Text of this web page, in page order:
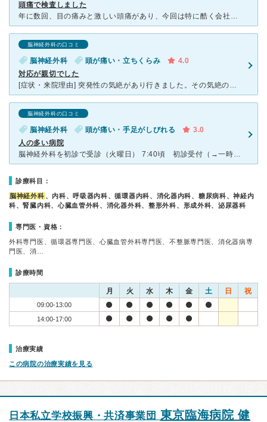
頭痛で検査しました
年に数回、目の痛みと激しい頭痛があり、今回は特に酷く会社を休む事になったので一度検査に行こうと思い、調べたところ、江戸川区内の病院では、ＭＲＩの最新機械が設置されていると聞いたので行きました。自宅から
脳神経外科の口コミ
脳神経外科 頭が痛い・立ちくらみ
4.0
対応が親切でした
[症状・来院理由] 突発性の気絶があり行きました。その気絶の症状とは別に、下垂体が普通の人よりも大きく、経過観察が必要と診断されました。 可能性を絞らず、CT,MRIなどあらゆる検査を行ってくれま
脳神経外科の口コミ
脳神経外科 頭が痛い・手足がしびれる
3.0
人の多い病院
脳神経外科を初診で受診（火曜日） 7:40頃 初診受付（→一時自宅帰宅） 9:00 診察開始時間に合わせて病院へ 9:30 診察 9:40 MRI検査（約15分） 12:30
診療科目：
脳神経外科 、内科、呼吸器内科、循環器内科、消化器内科、糖尿病科、神経内
科、腎臓内科、心臓血管外科、消化器外科、整形外科、形成外科、泌尿器科
専門医・資格：
外科専門医、循環器専門医、心臓血管外科専門医、不整脈専門医、消化器病専
門医、消…
診療時間
月 火 水 木 金 土 日 祝
09:00-13:00
14:00-17:00
治療実績
この病院の治療実績を見る
日本私立学校振興・共済事業団 東京臨海病院 健